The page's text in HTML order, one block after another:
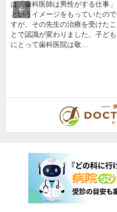
は「歯科医師は男性がする仕事」
というイメージをもっていたので
すが、その先生の治療を受けたこ
とで認識が変わりました。子ども
にとって歯科医院は敬…